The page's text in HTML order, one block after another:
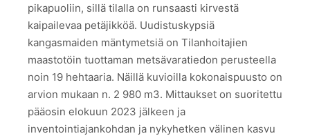
pikapuoliin, sillä tilalla on runsaasti kirvestä
kaipailevaa petäjikköä. Uudistuskypsiä
kangasmaiden mäntymetsiä on Tilanhoitajien
maastotöin tuottaman metsävaratiedon perusteella
noin 19 hehtaaria. Näillä kuvioilla kokonaispuusto on
arvion mukaan n. 2 980 m3. Mittaukset on suoritettu
pääosin elokuun 2023 jälkeen ja
inventointiajankohdan ja nykyhetken välinen kasvu